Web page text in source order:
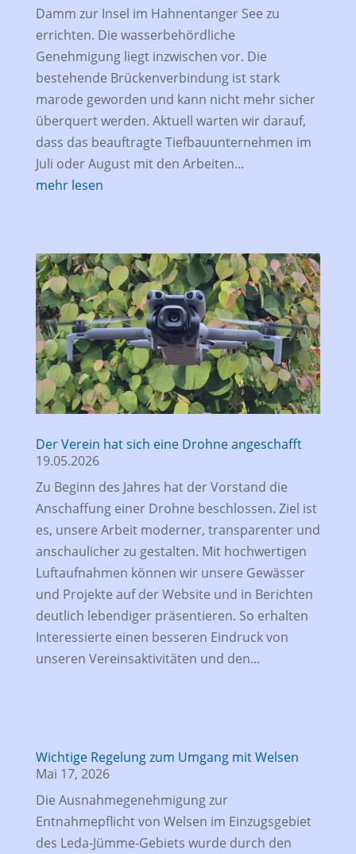
Damm zur Insel im Hahnentanger See zu
errichten. Die wasserbehördliche
Genehmigung liegt inzwischen vor. Die
bestehende Brückenverbindung ist stark
marode geworden und kann nicht mehr sicher
überquert werden. Aktuell warten wir darauf,
dass das beauftragte Tiefbauunternehmen im
Juli oder August mit den Arbeiten...
mehr lesen
Der Verein hat sich eine Drohne angeschafft
19.05.2026
Zu Beginn des Jahres hat der Vorstand die
Anschaffung einer Drohne beschlossen. Ziel ist
es, unsere Arbeit moderner, transparenter und
anschaulicher zu gestalten. Mit hochwertigen
Luftaufnahmen können wir unsere Gewässer
und Projekte auf der Website und in Berichten
deutlich lebendiger präsentieren. So erhalten
Interessierte einen besseren Eindruck von
unseren Vereinsaktivitäten und den...
Wichtige Regelung zum Umgang mit Welsen
Mai 17, 2026
Die Ausnahmegenehmigung zur
Entnahmepflicht von Welsen im Einzugsgebiet
des Leda-Jümme-Gebiets wurde durch den